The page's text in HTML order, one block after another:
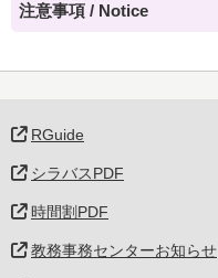
注意事項 / Notice
RGuide
シラバスPDF
時間割PDF
教務事務センターお知らせ